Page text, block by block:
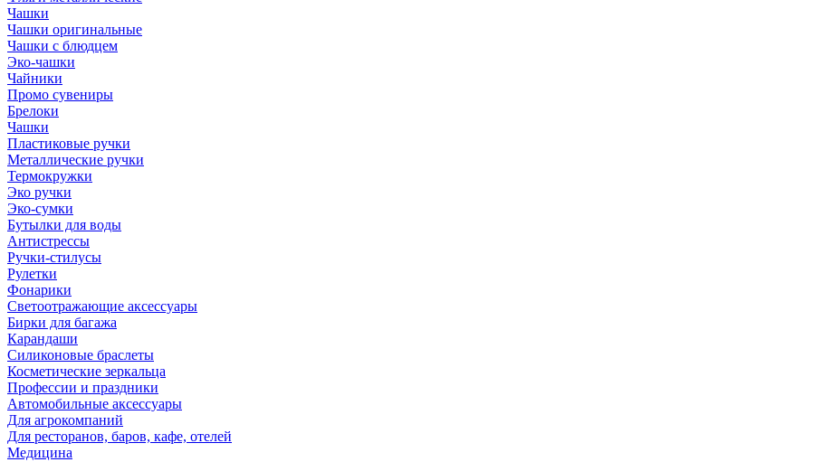
Чашки
Чашки оригинальные
Чашки с блюдцем
Эко-чашки
Чайники
Промо сувениры
Брелоки
Чашки
Пластиковые ручки
Металлические ручки
Термокружки
Эко ручки
Эко-сумки
Бутылки для воды
Антистрессы
Ручки-стилусы
Рулетки
Фонарики
Светоотражающие аксессуары
Бирки для багажа
Карандаши
Силиконовые браслеты
Косметические зеркальца
Профессии и праздники
Автомобильные аксессуары
Для агрокомпаний
Для ресторанов, баров, кафе, отелей
Медицина